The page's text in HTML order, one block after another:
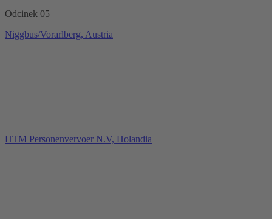
Odcinek 05
Niggbus/Vorarlberg, Austria
HTM Personenvervoer N.V, Holandia